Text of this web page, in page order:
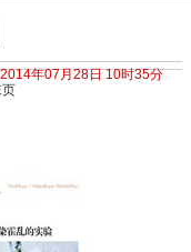
2014年07月28日 10时35分